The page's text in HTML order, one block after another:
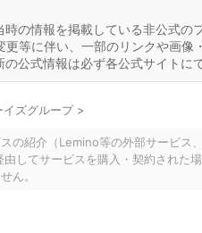
の情報を掲載している非公式の
等に伴い、一部のリンクや画
公式情報は必ず各公式サイトに
イズグループ >
の紹介（Lemino等の外部サービ
してサービスを購入・契約された
ん。